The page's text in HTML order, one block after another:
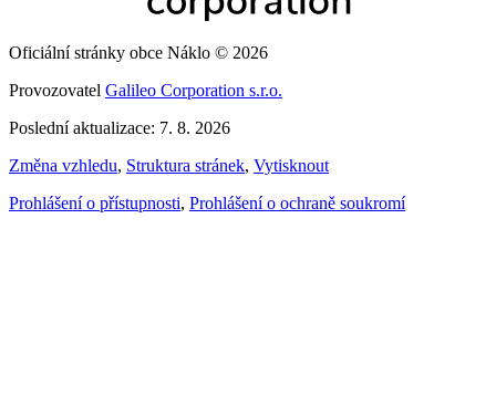
Oficiální stránky obce Náklo © 2026
Provozovatel Galileo Corporation s.r.o.
Poslední aktualizace: 7. 8. 2026
Změna vzhledu, Struktura stránek, Vytisknout
Prohlášení o přístupnosti, Prohlášení o ochraně soukromí